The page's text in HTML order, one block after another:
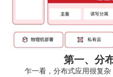
第一、分
乍一看，分布式应用很复杂